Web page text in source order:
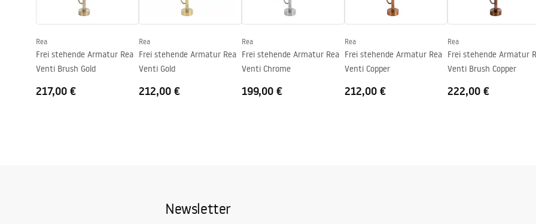
Anschuss Durchmesser
Garantie
5 jahre
Rea
Frei stehende Armatur Rea
Venti Brush Gold
217,00 €
Rea
Frei stehende Armatur Rea
Venti Gold
212,00 €
Rea
Frei stehende Armatur Rea
Venti Chrome
199,00 €
Rea
Frei stehende Armatur Rea
Venti Copper
212,00 €
Rea
Frei stehende Armatur
Venti Brush Copper
222,00 €
Newsletter